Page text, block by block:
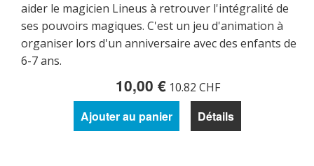
aider le magicien Lineus à retrouver l'intégralité de
ses pouvoirs magiques. C'est un jeu d'animation à
organiser lors d'un anniversaire avec des enfants de
6-7 ans.
10,00 € 10.82 CHF
Ajouter au panier Détails